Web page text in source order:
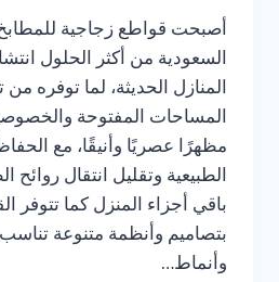
أصبحت قواطع زجاجية
السعودية من أكثر الحلول
المنازل الحديثة، لما توفره
المساحات المفتوحة
مظهرًا عصريًا وأنيقًا، مع
الطبيعية وتقليل انتقال
باقي أجزاء المنزل كما تتوفر
بتصاميم وأنظمة متنوعة
وأنماط…